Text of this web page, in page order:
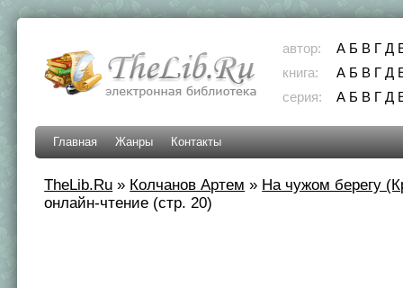
автор: А Б В Г Д
книга:
А Б В Г Д
серия:
А Б В Г Д
Главная Жанры Контакты
TheLib.Ru » Колчанов Артем » На чужом берегу
онлайн-чтение (стр. 20)